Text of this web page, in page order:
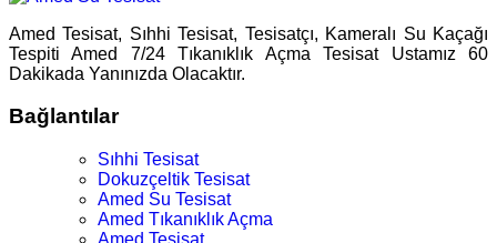
Amed Tesisat, Sıhhi Tesisat, Tesisatçı, Kameralı Su Kaçağı
Tespiti Amed 7/24 Tıkanıklık Açma Tesisat Ustamız 60
Dakikada Yanınızda Olacaktır.
Bağlantılar
Sıhhi Tesisat
Dokuzçeltik Tesisat
Amed Su Tesisat
Amed Tıkanıklık Açma